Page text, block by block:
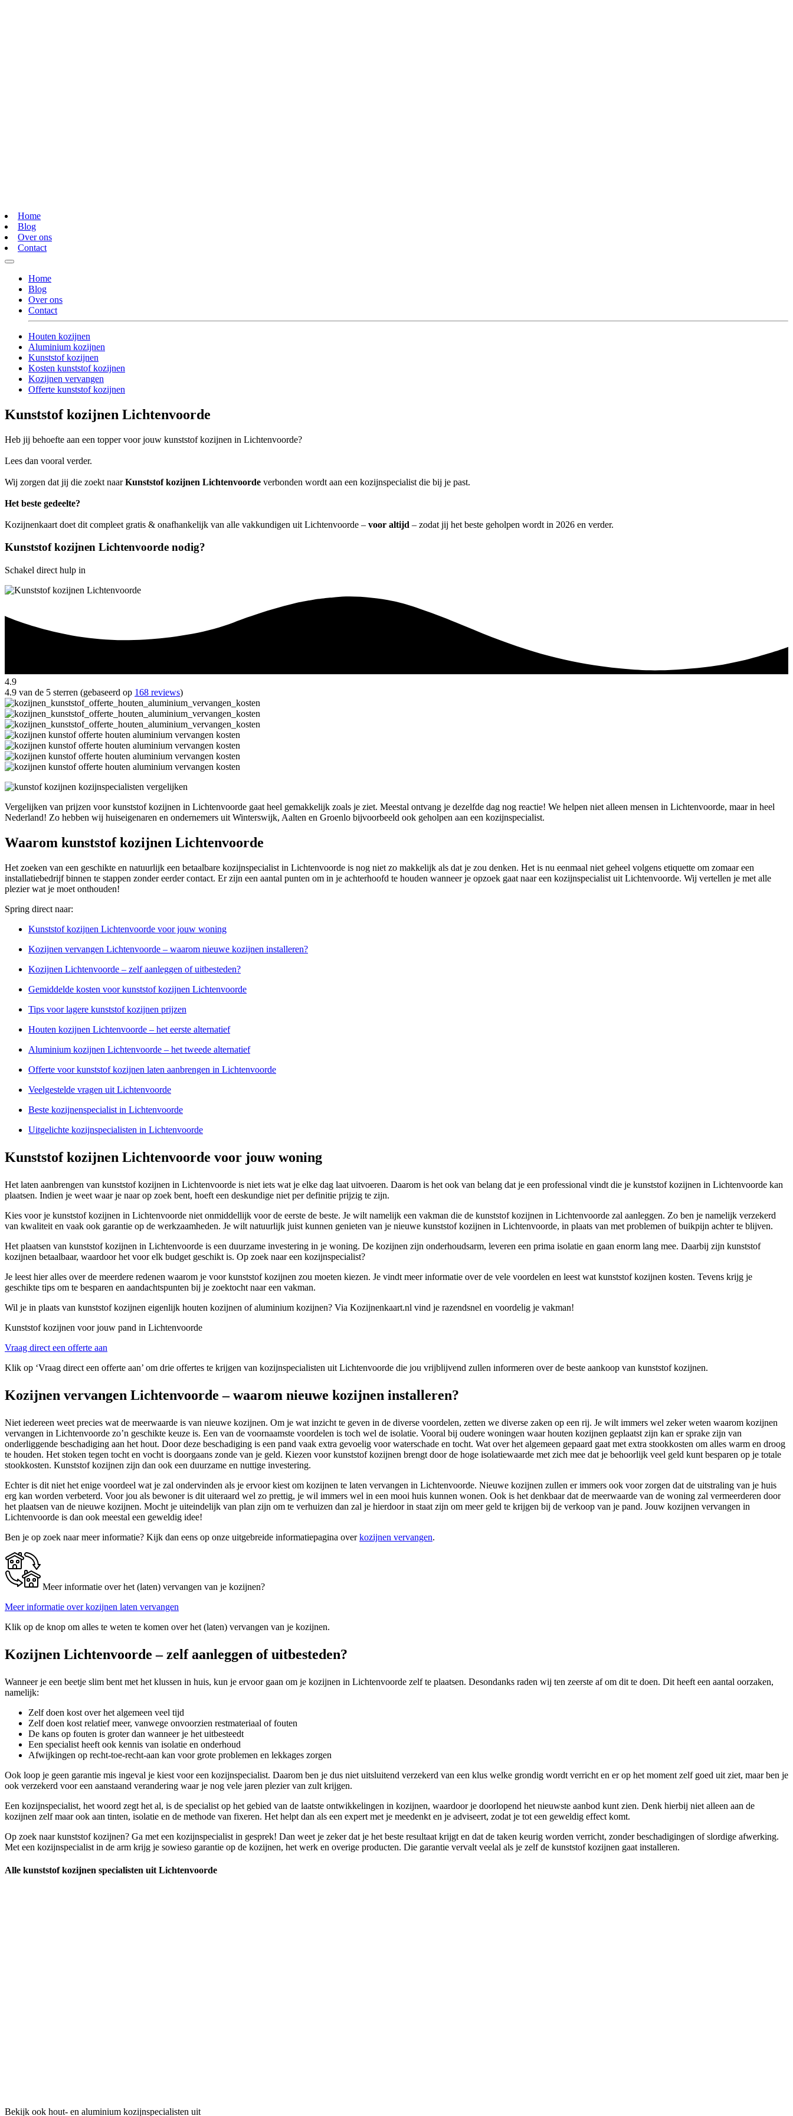
Home
Blog
Over ons
Contact
Home
Blog
Over ons
Contact
Houten kozijnen
Aluminium kozijnen
Kunststof kozijnen
Kosten kunststof kozijnen
Kozijnen vervangen
Offerte kunststof kozijnen
Kunststof kozijnen Lichtenvoorde
Heb jij behoefte aan een topper voor jouw kunststof kozijnen in Lichtenvoorde?
Lees dan vooral verder.
Wij zorgen dat jij die zoekt naarKunststof kozijnen Lichtenvoorde verbonden wordt aan een kozijnspecialist die bij je past.
Het beste gedeelte?
Kozijnenkaart doet dit compleet gratis & onafhankelijk van alle vakkundigen uit Lichtenvoorde – voor altijd – zodat jij het beste geholpen wordt in 2026 en verder.
Kunststof kozijnen Lichtenvoorde nodig?
Schakel direct hulp in
4.9
4.9 van de 5 sterren (gebaseerd op 168 reviews)
Vergelijken van prijzen voor kunststof kozijnen in Lichtenvoorde gaat heel gemakkelijk zoals je ziet. Meestal ontvang je dezelfde dag nog reactie! We helpen niet alleen mensen in Lichtenvoorde, maar in heel
Nederland! Zo hebben wij huiseigenaren en ondernemers uit Winterswijk, Aalten en Groenlo bijvoorbeeld ook geholpen aan een kozijnspecialist.
Waarom kunststof kozijnen Lichtenvoorde
Het zoeken van een geschikte en natuurlijk een betaalbare kozijnspecialist in Lichtenvoorde is nog niet zo makkelijk als dat je zou denken. Het is nu eenmaal niet geheel volgens etiquette om zomaar een
installatiebedrijf binnen te stappen zonder eerder contact. Er zijn een aantal punten om in je achterhoofd te houden wanneer je opzoek gaat naar een kozijnspecialist uit Lichtenvoorde. Wij vertellen je met alle
plezier wat je moet onthouden!
Spring direct naar:
Kunststof kozijnen Lichtenvoorde voor jouw woning
Kozijnen vervangen Lichtenvoorde – waarom nieuwe kozijnen installeren?
Kozijnen Lichtenvoorde – zelf aanleggen of uitbesteden?
Gemiddelde kosten voor kunststof kozijnen Lichtenvoorde
Tips voor lagere kunststof kozijnen prijzen
Houten kozijnen Lichtenvoorde – het eerste alternatief
Aluminium kozijnen Lichtenvoorde – het tweede alternatief
Offerte voor kunststof kozijnen laten aanbrengen in Lichtenvoorde
Veelgestelde vragen uit Lichtenvoorde
Beste kozijnenspecialist in Lichtenvoorde
Uitgelichte kozijnspecialisten in Lichtenvoorde
Kunststof kozijnen Lichtenvoorde voor jouw woning
Het laten aanbrengen van kunststof kozijnen in Lichtenvoorde is niet iets wat je elke dag laat uitvoeren. Daarom is het ook van belang dat je een professional vindt die je kunststof kozijnen in Lichtenvoorde kan
plaatsen. Indien je weet waar je naar op zoek bent, hoeft een deskundige niet per definitie prijzig te zijn.
Kies voor je kunststof kozijnen in Lichtenvoorde niet onmiddellijk voor de eerste de beste. Je wilt namelijk een vakman die de kunststof kozijnen in Lichtenvoorde zal aanleggen. Zo ben je namelijk verzekerd
van kwaliteit en vaak ook garantie op de werkzaamheden. Je wilt natuurlijk juist kunnen genieten van je nieuwe kunststof kozijnen in Lichtenvoorde, in plaats van met problemen of buikpijn achter te blijven.
Het plaatsen van kunststof kozijnen in Lichtenvoorde is een duurzame investering in je woning. De kozijnen zijn onderhoudsarm, leveren een prima isolatie en gaan enorm lang mee. Daarbij zijn kunststof
kozijnen betaalbaar, waardoor het voor elk budget geschikt is. Op zoek naar een kozijnspecialist?
Je leest hier alles over de meerdere redenen waarom je voor kunststof kozijnen zou moeten kiezen. Je vindt meer informatie over de vele voordelen en leest wat kunststof kozijnen kosten. Tevens krijg je
geschikte tips om te besparen en aandachtspunten bij je zoektocht naar een vakman.
Wil je in plaats van kunststof kozijnen eigenlijk houten kozijnen of aluminium kozijnen? Via Kozijnenkaart.nl vind je razendsnel en voordelig je vakman!
Kunststof kozijnen voor jouw pand in Lichtenvoorde
Vraag direct een offerte aan
Klik op ‘Vraag direct een offerte aan’ om drie offertes te krijgen van kozijnspecialisten uit Lichtenvoorde die jou vrijblijvend zullen informeren over de beste aankoop van kunststof kozijnen.
Kozijnen vervangen Lichtenvoorde – waarom nieuwe kozijnen installeren?
Niet iedereen weet precies wat de meerwaarde is van nieuwe kozijnen. Om je wat inzicht te geven in de diverse voordelen, zetten we diverse zaken op een rij. Je wilt immers wel zeker weten waarom kozijnen
vervangen in Lichtenvoorde zo’n geschikte keuze is. Een van de voornaamste voordelen is toch wel de isolatie. Vooral bij oudere woningen waar houten kozijnen geplaatst zijn kan er sprake zijn van
onderliggende beschadiging aan het hout. Door deze beschadiging is een pand vaak extra gevoelig voor waterschade en tocht. Wat over het algemeen gepaard gaat met extra stookkosten om alles warm en droog
te houden. Het stoken tegen tocht en vocht is doorgaans zonde van je geld. Kiezen voor kunststof kozijnen brengt door de hoge isolatiewaarde met zich mee dat je behoorlijk veel geld kunt besparen op je totale
stookkosten. Kunststof kozijnen zijn dan ook een duurzame en nuttige investering.
Echter is dit niet het enige voordeel wat je zal ondervinden als je ervoor kiest om kozijnen te laten vervangen in Lichtenvoorde. Nieuwe kozijnen zullen er immers ook voor zorgen dat de uitstraling van je huis
erg kan worden verbeterd. Voor jou als bewoner is dit uiteraard wel zo prettig, je wil immers wel in een mooi huis kunnen wonen. Ook is het denkbaar dat de meerwaarde van de woning zal vermeerderen door
het plaatsen van de nieuwe kozijnen. Mocht je uiteindelijk van plan zijn om te verhuizen dan zal je hierdoor in staat zijn om meer geld te krijgen bij de verkoop van je pand. Jouw kozijnen vervangen in
Lichtenvoorde is dan ook meestal een geweldig idee!
Ben je op zoek naar meer informatie? Kijk dan eens op onze uitgebreide informatiepagina overkozijnen vervangen.
Meer informatie over het (laten) vervangen van je kozijnen?
Meer informatie over kozijnen laten vervangen
Klik op de knop om alles te weten te komen over het (laten) vervangen van je kozijnen.
Kozijnen Lichtenvoorde – zelf aanleggen of uitbesteden?
Wanneer je een beetje slim bent met het klussen in huis, kun je ervoor gaan om je kozijnen in Lichtenvoorde zelf te plaatsen. Desondanks raden wij ten zeerste af om dit te doen. Dit heeft een aantal oorzaken,
namelijk:
Zelf doen kost over het algemeen veel tijd
Zelf doen kost relatief meer, vanwege onvoorzien restmateriaal of fouten
De kans op fouten is groter dan wanneer je het uitbesteedt
Een specialist heeft ook kennis van isolatie en onderhoud
Afwijkingen op recht-toe-recht-aan kan voor grote problemen en lekkages zorgen
Ook loop je geen garantie mis ingeval je kiest voor een kozijnspecialist. Daarom ben je dus niet uitsluitend verzekerd van een klus welke grondig wordt verricht en er op het moment zelf goed uit ziet, maar ben je
ook verzekerd voor een aanstaand verandering waar je nog vele jaren plezier van zult krijgen.
Een kozijnspecialist, het woord zegt het al, is de specialist op het gebied van de laatste ontwikkelingen in kozijnen, waardoor je doorlopend het nieuwste aanbod kunt zien. Denk hierbij niet alleen aan de
kozijnen zelf maar ook aan tinten, isolatie en de methode van fixeren. Het helpt dan als een expert met je meedenkt en je adviseert, zodat je tot een geweldig effect komt.
Op zoek naar kunststof kozijnen? Ga met een kozijnspecialist in gesprek! Dan weet je zeker dat je het beste resultaat krijgt en dat de taken keurig worden verricht, zonder beschadigingen of slordige afwerking.
Met een kozijnspecialist in de arm krijg je sowieso garantie op de kozijnen, het werk en overige producten. Die garantie vervalt veelal als je zelf de kunststof kozijnen gaat installeren.
Alle kunststof kozijnen specialisten uit Lichtenvoorde
Bekijk ook hout- en aluminium kozijnspecialisten uit